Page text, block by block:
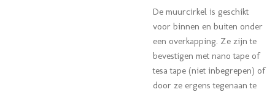
De muurcirkel is geschikt
voor binnen en buiten onder
een overkapping. Ze zijn te
bevestigen met nano tape of
tesa tape (niet inbegrepen) of
door ze ergens tegenaan te